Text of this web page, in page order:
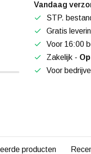
Vandaag
STP.
Gratis
Voor 16:00
Zakelijk -
Voor
producten